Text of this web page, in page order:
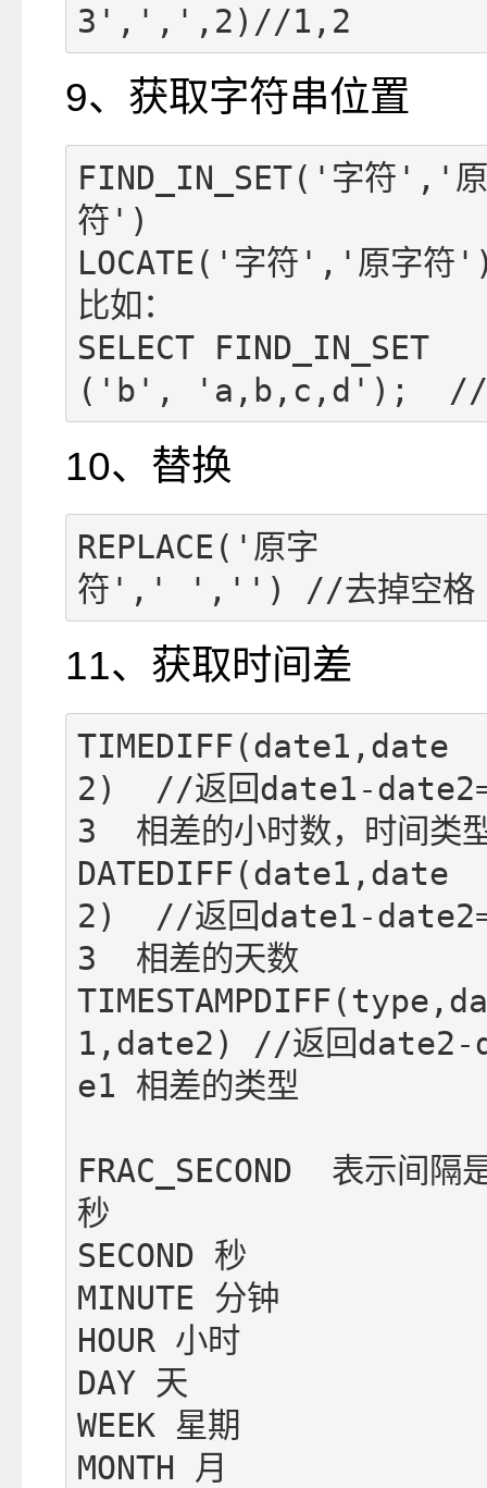
3',',',2)//1,2
9、获取字符串位置
FIND_IN_SET('字符','
符')
LOCATE('字符','原字符
比如：
SELECT FIND_IN_SET
('b', 'a,b,c,d');  //
10、替换
REPLACE('原字
符',' ','') //去掉空格
11、获取时间差
TIMEDIFF(date1,date
2)  //返回date1-
3  相差的小时数，时间类
DATEDIFF(date1,date
2)  //返回date1-
3  相差的天数
1,date2) //返回date2-
e1 相差的类型
FRAC_SECOND  表示间隔
秒
SECOND 秒
MINUTE 分钟
HOUR 小时
DAY 天
WEEK 星期
MONTH 月